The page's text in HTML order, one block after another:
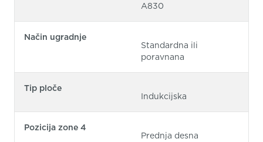
A830
Način ugradnje
Standardna ili
poravnana
Tip ploče
Indukcijska
Pozicija zone 4
Prednja desna